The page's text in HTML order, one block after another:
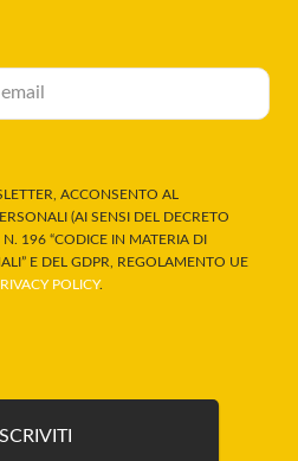
ACCONSENTO AL
(AI SENSI DEL DECRETO
196 “CODICE IN MATERIA DI
E DEL GDPR, REGOLAMENTO UE
POLICY.